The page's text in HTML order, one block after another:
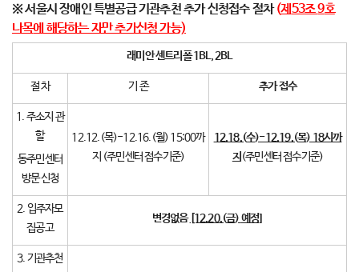
※ 서울시 장애인 특별공급 기관추천 추가 신청접수 절차(제 53조9호
나목에 해당하는 자만 추가신청 가능)
래미안 센트리폴 1BL, 2BL
절 차 기 존 추가 접수
1. 주소지 관
할
동주민센터
방문 신청
12.12.(목)-12.16.(월) 15:00까
지 (주민센터 접수기준)
12.18.(수)-12.19.(목) 18시까
지 (주민센터 접수기준)
2. 입주자모
집공고
변경없음 [12.20.(금)예정]
3. 기관추천